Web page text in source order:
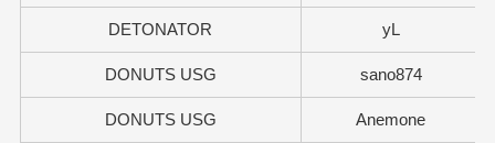
DETONATOR yL
DONUTS USG sano874
DONUTS USG Anemone